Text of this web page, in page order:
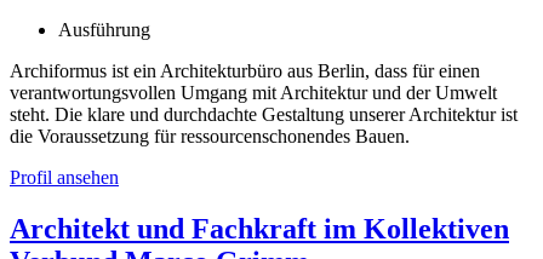
Ausführung
Archiformus ist ein Architekturbüro aus Berlin, dass für einen
verantwortungsvollen Umgang mit Architektur und der Umwelt
steht. Die klare und durchdachte Gestaltung unserer Architektur ist
die Voraussetzung für ressourcenschonendes Bauen.
Profil ansehen
Architekt und Fachkraft im Kollektiven